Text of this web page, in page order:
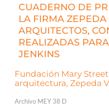
CUADERNO DE
LA FIRMA
ARQUITECTOS,
REALIZADAS
JENKINS
Fundación Mary
arquitectura, Zepeda
Archivo MEY 38 D